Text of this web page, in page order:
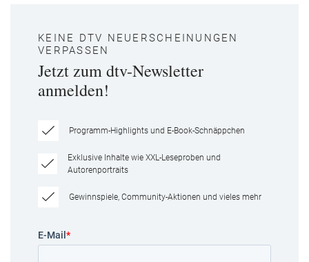
KEINE DTV NEUERSCHEINUNGEN
VERPASSEN
Jetzt zum dtv-Newsletter
anmelden!
Programm-Highlights und E-Book-Schnäppchen
Exklusive Inhalte wie XXL-Leseproben und
Autorenportraits
Gewinnspiele, Community-Aktionen und vieles mehr
E-Mail *